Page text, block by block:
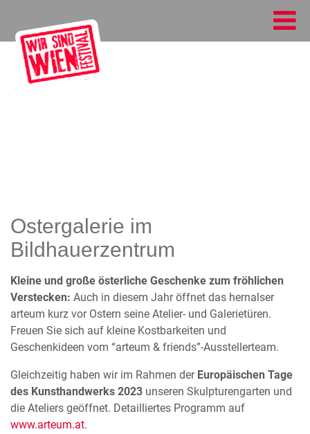
Ostergalerie im
Bildhauerzentrum
Kleine und große österliche Geschenke zum fröhlichen
Verstecken: Auch in diesem Jahr öffnet das hernalser
arteum kurz vor Ostern seine Atelier- und Galerietüren.
Freuen Sie sich auf kleine Kostbarkeiten und
Geschenkideen vom “arteum & friends”-Ausstellerteam.
Gleichzeitig haben wir im Rahmen der Europäischen Tage
des Kunsthandwerks 2023 unseren Skulpturengarten und
die Ateliers geöffnet. Detailliertes Programm auf
www.arteum.at.